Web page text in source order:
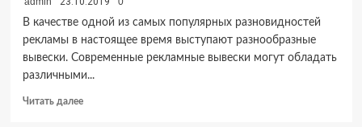
В качестве одной из самых популярных разновидностей
рекламы в настоящее время выступают разнообразные
вывески. Современные рекламные вывески могут обладать
различными...
Читать далееПрочитать